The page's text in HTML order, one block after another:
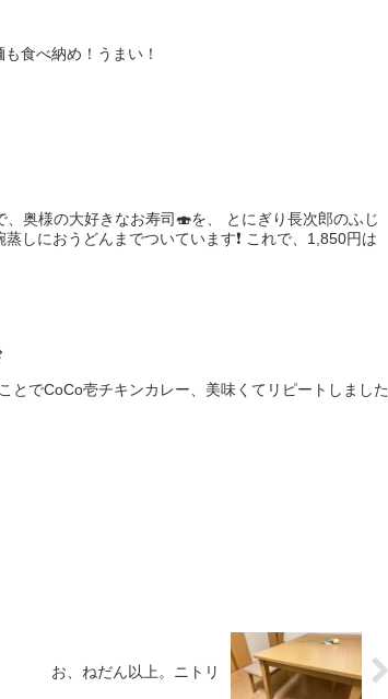
も食べ納め！うまい！
奥様の大好きなお寿司🍣を、 とにぎり長次郎のふじ
しにおうどんまでついています❗️ これで、1,850円は
でCoCo壱チキンカレー、美味くてリピートしました
お、ねだん以上。ニトリ